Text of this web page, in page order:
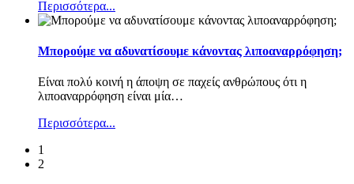
Περισσότερα...
Μπορούμε να αδυνατίσουμε κάνοντας λιποαναρρόφηση;
Είναι πολύ κοινή η άποψη σε παχείς ανθρώπους ότι η
λιποαναρρόφηση είναι μία…
Περισσότερα...
1
2